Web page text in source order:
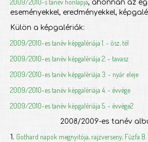
, ahonnan az
eseményekkel, eredményekkel,
Külön a képgalériák:
2009/2010-es tanév képgalériája 1. - ősz, tél
2009/2010-es tanév képgalériája 2. - tavasz
2009/2010-es tanév képgalériája 3. - nyár eleje
2009/2010-es tanév képgalériája 4. - évvége
2009/2010-es tanév képgalériája 5. - évvége2
2008/2009-es tanév
1. Gothard napok megnyitója, rajzverseny, Fűzfa